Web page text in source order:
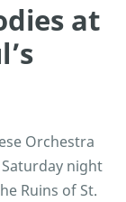
at
Orchestra
night
Ruins of St.